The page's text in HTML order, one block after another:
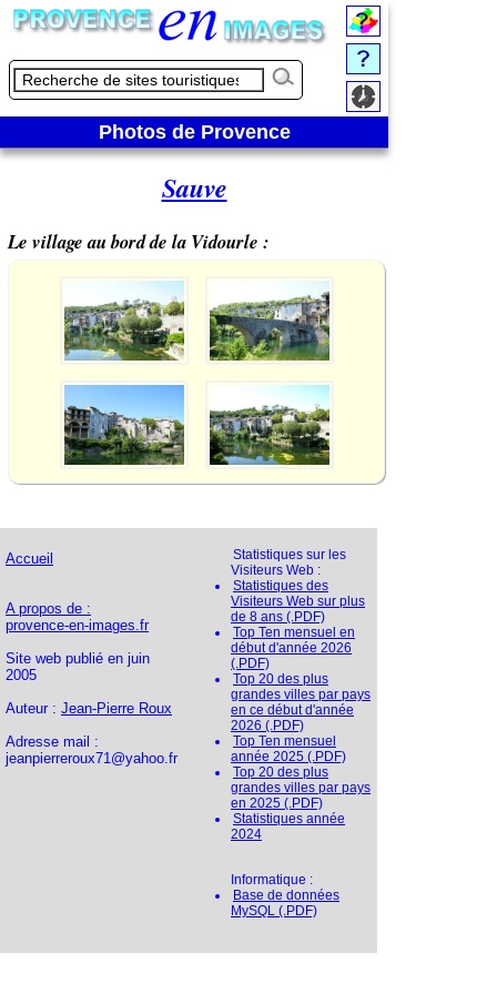
Photos de Provence
Sauve
Le village au bord de la Vidourle :
Accueil
A propos de :
provence-en-images.fr
Site web publié en juin
2005
Auteur : Jean-Pierre Roux
Adresse mail :
jeanpierreroux71@yahoo.fr
Statistiques sur les
Visiteurs Web :
Statistiques des
Visiteurs Web sur plus
de 8 ans (.PDF)
Top Ten mensuel en
début d'année 2026
(.PDF)
Top 20 des plus
grandes villes par pays
en ce début d'année
2026 (.PDF)
Top Ten mensuel
année 2025 (.PDF)
Top 20 des plus
grandes villes par pays
en 2025 (.PDF)
Statistiques année
2024
Informatique :
Base de données
MySQL (.PDF)